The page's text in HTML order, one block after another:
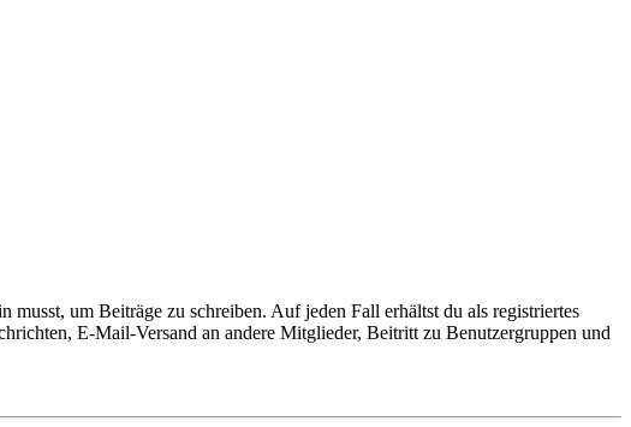
um Beiträge zu schreiben. Auf jeden Fall erhältst du als registriertes
E-Mail-Versand an andere Mitglieder, Beitritt zu Benutzergruppen und